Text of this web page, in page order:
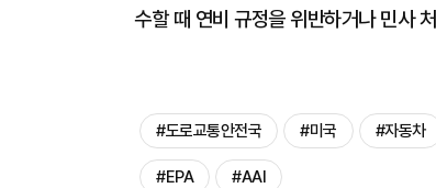
수할 때 연비 규정을 위반하거나 민사
#도로교통안전국 #미국 #자동차
#EPA #AAI